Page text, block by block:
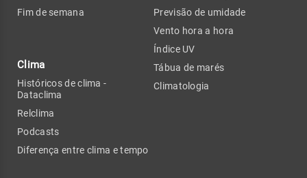
Fim de semana
Clima
Históricos de clima -
Dataclima
Relclima
Podcasts
Diferença entre clima e tempo
Previsão de umidade
Vento hora a hora
Índice UV
Tábua de marés
Climatologia